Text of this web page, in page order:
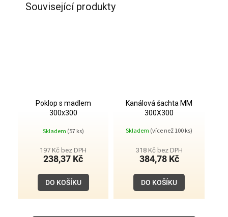
Související produkty
Poklop s madlem
300x300
Skladem (57 ks)
197 Kč bez DPH
238,37 Kč
DO KOŠÍKU
Kanálová šachta MM
300X300
hodnocení
je
5,0
5
hvězdiček.
Skladem (více než 100 ks)
318 Kč bez DPH
384,78 Kč
DO KOŠÍKU